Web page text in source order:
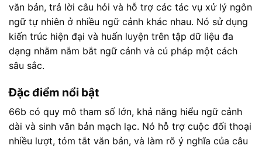
văn bản, trả lời câu hỏi và hỗ trợ các tác vụ xử lý ngôn
ngữ tự nhiên ở nhiều ngữ cảnh khác nhau. Nó sử dụng
kiến trúc hiện đại và huấn luyện trên tập dữ liệu đa
dạng nhằm nắm bắt ngữ cảnh và cú pháp một cách
sâu sắc.
Đặc điểm nổi bật
66b có quy mô tham số lớn, khả năng hiểu ngữ cảnh
dài và sinh văn bản mạch lạc. Nó hỗ trợ cuộc đối thoại
nhiều lượt, tóm tắt văn bản, và làm rõ ý nghĩa của câu